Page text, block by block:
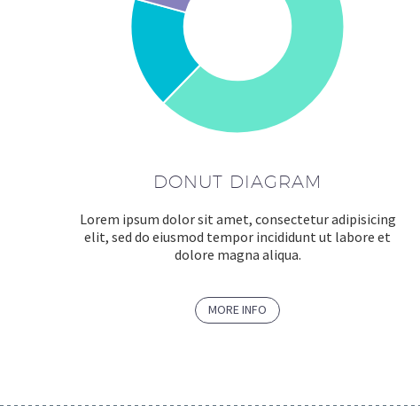
DONUT DIAGRAM
Lorem ipsum dolor sit amet, consectetur adipisicing
elit, sed do eiusmod tempor incididunt ut labore et
dolore magna aliqua.
MORE INFO